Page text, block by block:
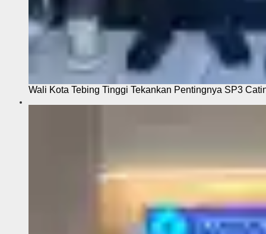
Wali Kota Tebing Tinggi Tekankan Pentingnya SP3